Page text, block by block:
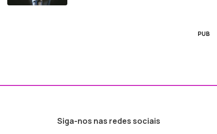
PUB
Siga-nos nas redes sociais